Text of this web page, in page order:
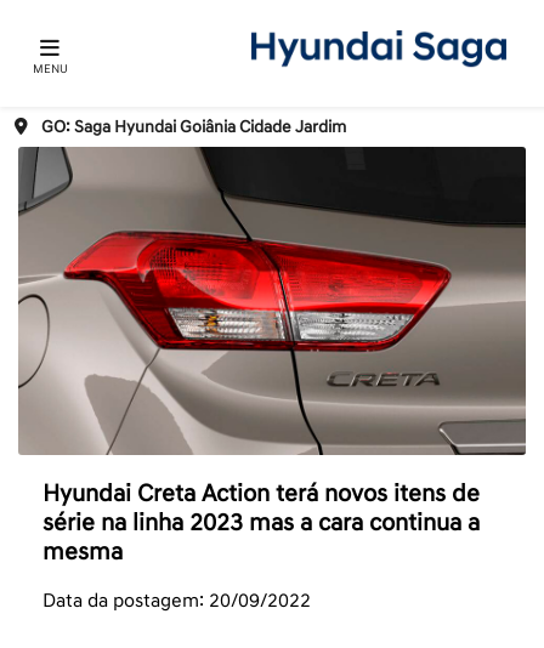
MENU
GO: Saga Hyundai Goiânia Cidade Jardim
Hyundai Creta Action terá novos itens de
série na linha 2023 mas a cara continua a
mesma
Data da postagem: 20/09/2022